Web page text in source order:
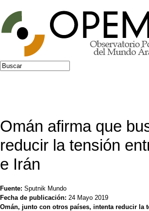
Jump to navigation
Formulario de búsqueda
Buscar
Omán afirma que
reducir la tensión
e Irán
Fuente: Sputnik Mundo
Fecha de publicación: 24 Mayo 2019
Omán, junto con otros países, intenta reducir la